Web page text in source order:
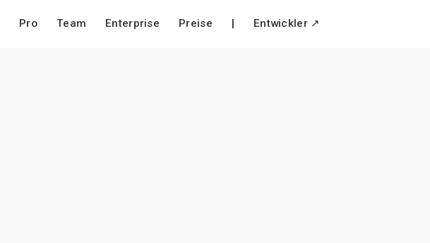
Pro Team Enterprise Preise Entwickler ↗